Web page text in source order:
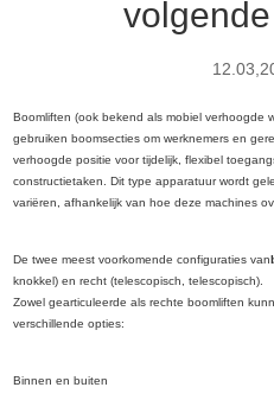
Boomliften (ook bekend als mobiel verhoogde
gebruiken boomsecties om werknemers en
verhoogde positie voor tijdelijk, flexibel
constructietaken. Dit type apparatuur wordt
variëren, afhankelijk van hoe deze machines
De twee meest voorkomende configuraties van
knokkel) en recht (telescopisch, telescopisch).
Zowel gearticuleerde als rechte boomliften
verschillende opties:
Binnen en buiten